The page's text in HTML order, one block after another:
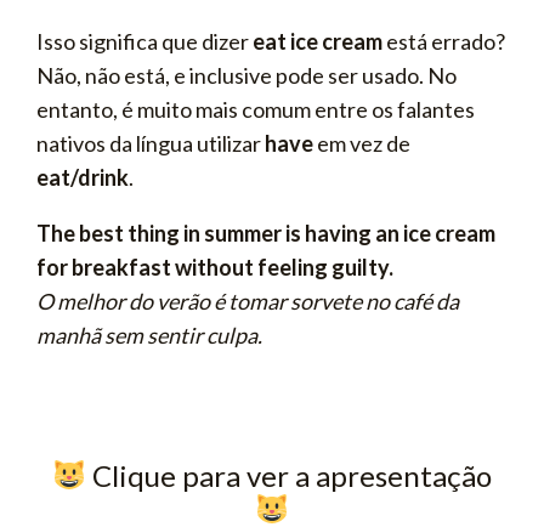
Isso significa que dizereat ice creamestá errado?
Não, não está, e inclusive pode ser usado. No
entanto, é muito mais comum entre os falantes
nativos da língua utilizarhaveem vez de
eat/drink.
The best thing in summer is having an ice cream
for breakfast without feeling guilty.
O melhor do verão é tomar sorvete no café da
manhã sem sentir culpa.
​ Clique para ver a apresentação